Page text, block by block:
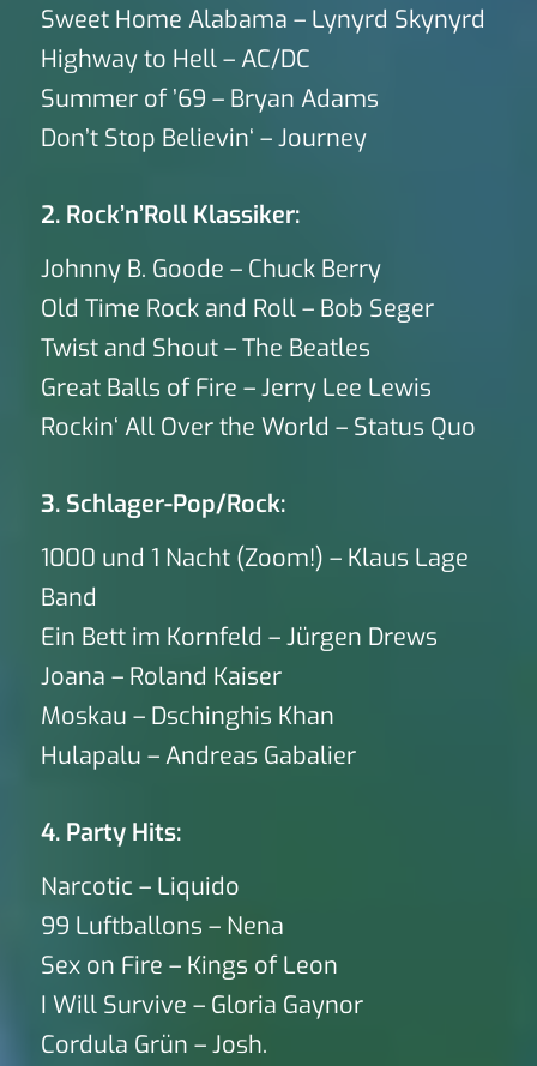
Sweet Home Alabama – Lynyrd Skynyrd
Highway to Hell – AC/DC
Summer of ’69 – Bryan Adams
Don’t Stop Believin‘ – Journey
2. Rock’n’Roll Klassiker:
Johnny B. Goode – Chuck Berry
Old Time Rock and Roll – Bob Seger
Twist and Shout – The Beatles
Great Balls of Fire – Jerry Lee Lewis
Rockin‘ All Over the World – Status Quo
3. Schlager-Pop/Rock:
1000 und 1 Nacht (Zoom!) – Klaus Lage
Band
Ein Bett im Kornfeld – Jürgen Drews
Joana – Roland Kaiser
Moskau – Dschinghis Khan
Hulapalu – Andreas Gabalier
4. Party Hits:
Narcotic – Liquido
99 Luftballons – Nena
Sex on Fire – Kings of Leon
I Will Survive – Gloria Gaynor
Cordula Grün – Josh.